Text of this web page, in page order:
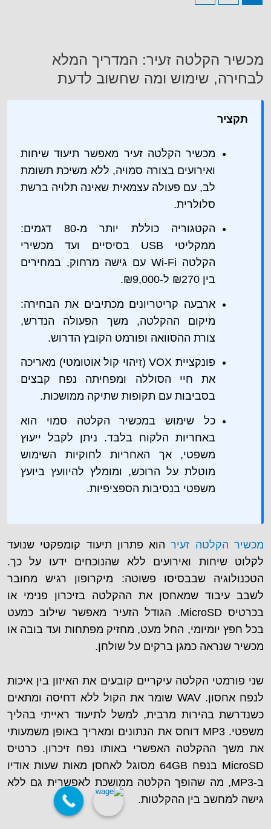
מכשיר הקלטה זעיר: המדריך המלא
לבחירה, שימוש ומה שחשוב לדעת
תקציר
מכשיר הקלטה זעיר מאפשר תיעוד שיחות
ואירועים בצורה סמויה, ללא משיכת תשומת
לב, עם פעולה עצמאית שאינה תלויה ברשת
סלולרית.
הקטגוריה כוללת יותר מ-80 דגמים:
ממקליטי USB בסיסיים ועד מכשירי
הקלטה Wi-Fi עם גישה מרחוק, במחירים
בין ₪270 ל-₪9,000.
ארבעה קריטריונים מכתיבים את הבחירה:
מיקום ההקלטה, משך הפעולה הנדרש,
צורת ההסוואה ופורמט הקובץ הדרוש.
פונקציית VOX (זיהוי קול אוטומטי) מאריכה
את חיי הסוללה ומפחיתה נפח קבצים
בסביבות עם תקופות שתיקה ממושכות.
כל שימוש במכשיר הקלטה סמוי הוא
באחריות הלקוח בלבד. ניתן לקבל ייעוץ
משפטי, אך האחריות לחוקיות השימוש
מוטלת על הרוכש, ומומלץ להיוועץ ביועץ
משפטי בנסיבות הספציפיות.
מכשיר הקלטה זעירהוא פתרון תיעוד קומפקטי שנועד
לקלוט שיחות ואירועים ללא שהנוכחים ידעו על כך.
הטכנולוגיה שבבסיסו פשוטה: מיקרופון רגיש מחובר
לשבב עיבוד שמאחסן את ההקלטה בזיכרון פנימי או
בכרטיס MicroSD. הגודל הזעיר מאפשר שילוב כמעט
בכל חפץ יומיומי, החל מעט, מחזיק מפתחות ועד בובה או
מכשיר שנראה כמגן ברקים על שולחן.
שני פורמטי הקלטה עיקריים קובעים את האיזון בין איכות
לנפח אחסון. WAV שומר את הקול ללא דחיסה ומתאים
כשנדרשת בהירות מרבית, למשל לתיעוד ראייתי בהליך
משפטי. MP3 דוחס את הנתונים ומאריך באופן משמעותי
את משך ההקלטה האפשרי באותו נפח זיכרון. כרטיס
MicroSD בנפח 64GB מסוגל לאחסן מאות שעות אודיו
ב-MP3, מה שהופך הקלטה ממושכת לאפשרית גם ללא
גישה למחשב בין ההקלטות.